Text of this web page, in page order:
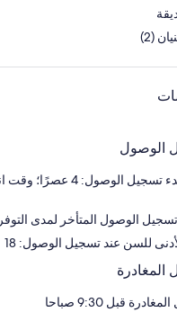
(2)
الوصول
الوصول المتأخر لمدى التوفر
للسن عند تسجيل الوصول: 18
المغادرة
قبل 9:30 صباحا